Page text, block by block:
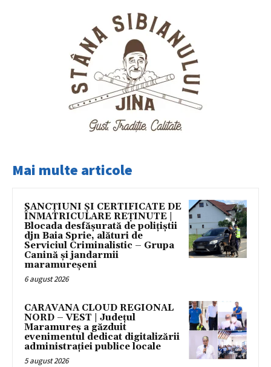
Mai multe articole
SANCȚIUNI ȘI CERTIFICATE DE
ÎNMATRICULARE REȚINUTE |
Blocada desfășurată de polițiștii
djn Baia Sprie, alături de
Serviciul Criminalistic – Grupa
Canină și jandarmii
maramureșeni
6 august 2026
CARAVANA CLOUD REGIONAL
NORD – VEST | Județul
Maramureș a găzduit
evenimentul dedicat digitalizării
administrației publice locale
5 august 2026